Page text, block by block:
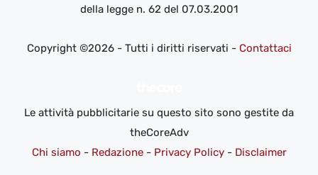
della legge n. 62 del 07.03.2001
Copyright ©2026 - Tutti i diritti riservati - Contattaci
Le attività pubblicitarie su questo sito sono gestite da
theCoreAdv
Chi siamo - Redazione- Privacy Policy- Disclaimer